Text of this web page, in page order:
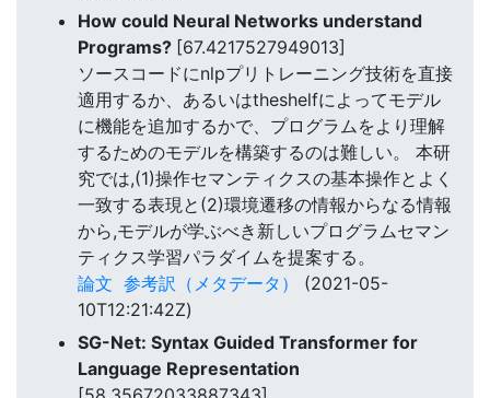
How could Neural Networks understand
Programs? [67.4217527949013]
ソースコードにnlpプリトレーニング技術を直接
適用するか、あるいはtheshelfによってモデル
に機能を追加するかで、プログラムをより理解
するためのモデルを構築するのは難しい。 本研
究では,(1)操作セマンティクスの基本操作とよく
一致する表現と(2)環境遷移の情報からなる情報
から,モデルが学ぶべき新しいプログラムセマン
ティクス学習パラダイムを提案する。
論文 参考訳（メタデータ）
(2021-05-
10T12:21:42Z)
SG-Net: Syntax Guided Transformer for
Language Representation